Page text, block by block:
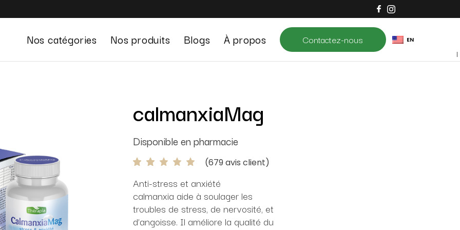
Nos catégories
Sexualité
Confort urinaire
⁠Gestion du poids
Energie et vitalité
Nos produits Blogs À propos Contactez-nous EN
calmanxiaMag
Disponible en pharmacie
(679 avis client)
Anti-stress et anxiété
calmanxia aide à soulager les
troubles de stress, de nervosité, et
d’angoisse. Il améliore la qualité du